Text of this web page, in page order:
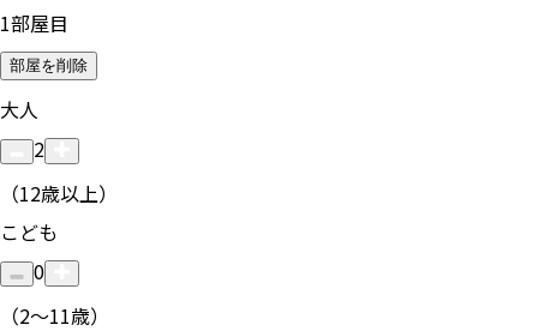
1部屋目
部屋を削除
大人
2
（12歳以上）
こども
0
（2〜11歳）